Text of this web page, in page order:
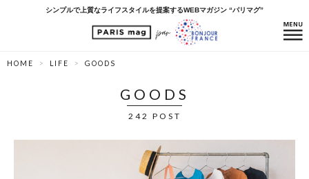
シンプルで上質なライフスタイルを提案するWEBマガジン “パリマグ”
HOME LIFE GOODS
GOODS
242 POST